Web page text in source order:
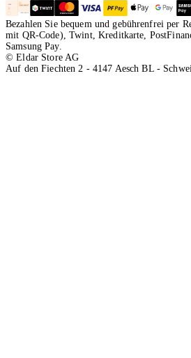
Bezahlen Sie bequem und gebührenfrei per
mit QR-Code), Twint, Kreditkarte,
Samsung Pay.
© Eldar Store AG
Auf den Fiechten 2 - 4147 Aesch BL -